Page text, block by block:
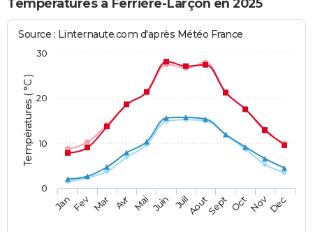
Températures à Ferrière-Larçon en 2025
Températures ( °C )
Source : Linternaute.com d'après Météo France
JanFev Mar Avr Mai Juin JuilAoutSept OctNovDec
0
10
20
30